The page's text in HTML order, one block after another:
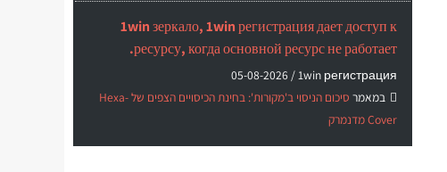
1win зеркало, 1win регистрация дает доступ к
ресурсу, когда основной ресурс не работает.
1win регистрация /
05-08-2026
במאמר
סיכום הניסוי ב'מקורות': בחינת הכיסויים הצפים של Hexa-
Cover מדנמרק